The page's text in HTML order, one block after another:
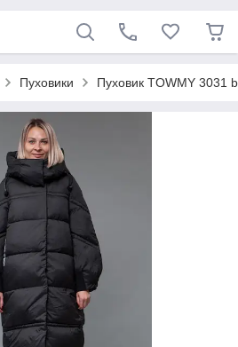
Пуховики Пуховик TOWMY 3031